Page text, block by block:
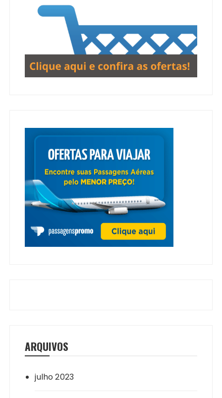
ARQUIVOS
julho 2023